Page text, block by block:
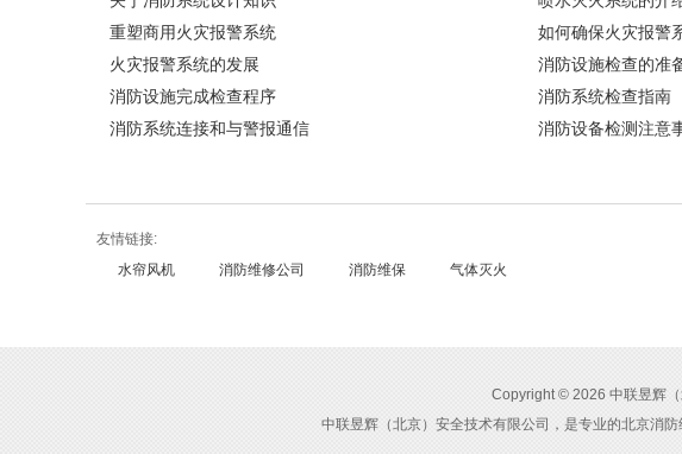
重塑商用火灾报警系统
如何确保火灾报警
火灾报警系统的发展
消防设施检查的准
消防设施完成检查程序
消防系统检查指南
消防系统连接和与警报通信
消防设备检测注意
友情链接:
水帘风机
消防维修公司 消防维保 气体灭火
Copyright © 2026 中联昱辉
中联昱辉（北京）安全技术有限公司，是专业的北京消